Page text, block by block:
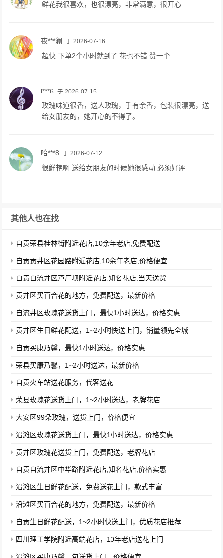
鲜花我很喜欢，也很漂亮，非常满意，很开心
夜***澜 于 2026-07-16
超快 下单2个小时就到了 花也不错 赞一个
l***6 于 2026-07-15
玫瑰味道很香，送人玫瑰，手有余香，包装很漂亮，送
给女朋友的，她开心的不得了。
哈***8 于 2026-07-12
很鲜艳啊 送给女朋友的时候她很感动 必须好评
其他人也在找
自贡荣县桂林街附近花店,10余年老店,免费配送
自贡贡井区花园路附近花店,10余年老店,价格便宜
自贡自流井区芦厂坝附近花店,知名花店,当天送货
贡井区买百合花的地方，免费配送，最新价格
自流井区玫瑰花送货上门，最快1小时送达，价格实惠
贡井区生日鲜花配送，1~2小时快送上门，销量领先全城
自贡买康乃馨，最快1小时送达，价格实惠
荣县买康乃馨，1~2小时送达，最新价格
自贡火车站送花服务，代客送花
荣县玫瑰花送货上门，1~2小时送达，老牌花店
大安区99朵玫瑰，送货上门，价格便宜
沿滩区玫瑰花送货上门，最快1小时送达，价格实惠
贡井区玫瑰花送货上门，免费配送，老牌花店
自贡自流井区中华路附近花店,知名花店,价格实惠
沿滩区生日鲜花配送，免费送花上门，款式丰富
沿滩区买百合花的地方，免费配送，最新价格
自贡生日鲜花配送，1~2小时快送上门，优质花店推荐
四川理工学院附近高端花店，10年老店送花上门